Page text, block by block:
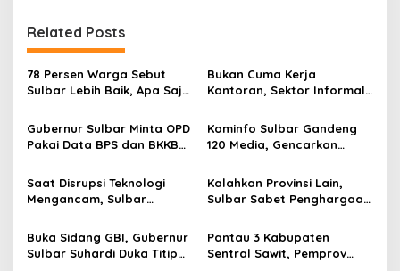
n
a
v
g
a
t
i
o
n
Related Posts
78 Persen Warga Sebut
Sulbar Lebih Baik, Apa Saja
Suhardi Duka?
Bukan Cuma Kerja
Kantoran, Sektor Informal
Kerja Sulawesi Barat
Gubernur Sulbar Minta OPD
Pakai Data BPS dan BKKBN
Penurunan Stunting
Kominfo Sulbar Gandeng
120 Media, Gencarkan
Data
Saat Disrupsi Teknologi
Mengancam, Sulbar
Sebagai Penyaring
Kalahkan Provinsi Lain,
Sulbar Sabet Penghargaan
Menekan Pengangguran
Buka Sidang GBI, Gubernur
Sulbar Suhardi Duka Titip
Pantau 3 Kabupaten
Sentral Sawit, Pemprov